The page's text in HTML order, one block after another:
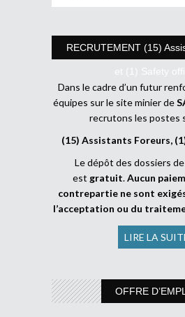
RECRUTEMENT (15)
et (1) Safety
Dans le cadre d’un futur
équipes sur le site minier de
recrutons les postes
(15) Assistants Foreurs,
Le dépôt des dossiers
est gratuit.Aucun
contrepartie ne sont
l’acceptation ou du
LIRE LA
OFFRE